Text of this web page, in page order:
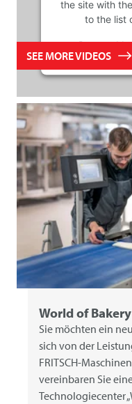
the site with
to the list
Powered
SEE MORE VIDEOS
World of Bakery
Sie möchten ein
sich von der
FRITSCH-
vereinbaren Sie
Technologiecenter